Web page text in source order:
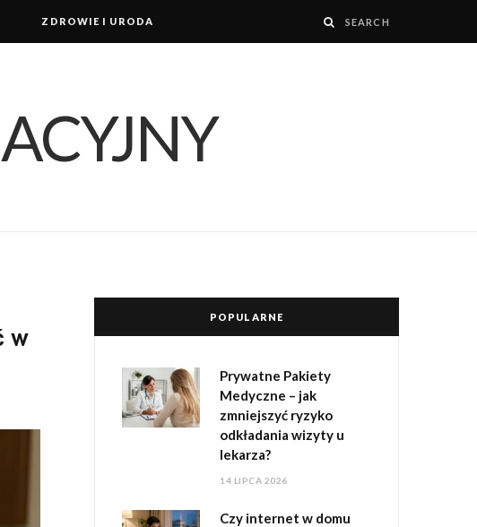
ZDROWIE I URODA
w
POPULARNE
Prywatne Pakiety
Medyczne – jak
zmniejszyć ryzyko
odkładania wizyty u
lekarza?
14 LIPCA 2026
Czy internet w domu